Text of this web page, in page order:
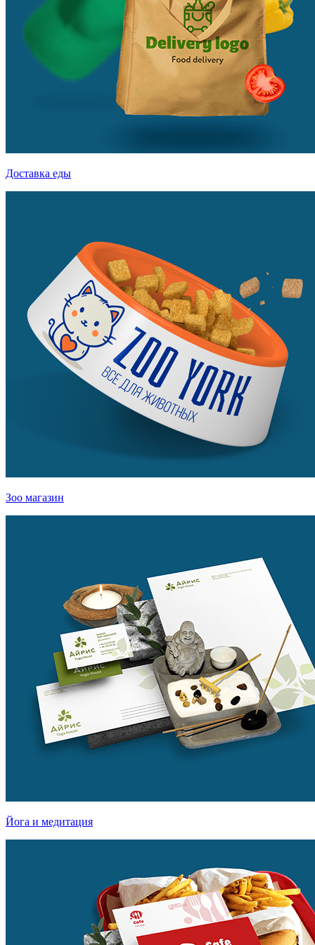
Доставка еды
Зоо магазин
Йога и медитация